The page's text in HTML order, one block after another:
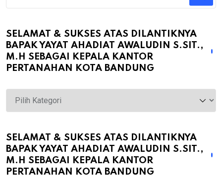
SELAMAT & SUKSES ATAS DILANTIKNYA
BAPAK YAYAT AHADIAT AWALUDIN S.SIT.,
M.H SEBAGAI KEPALA KANTOR
PERTANAHAN KOTA BANDUNG
Selamat
&
atas
Dilantiknya
Bapak
SELAMAT & SUKSES ATAS DILANTIKNYA
BAPAK YAYAT AHADIAT AWALUDIN S.SIT.,
M.H SEBAGAI KEPALA KANTOR
PERTANAHAN KOTA BANDUNG